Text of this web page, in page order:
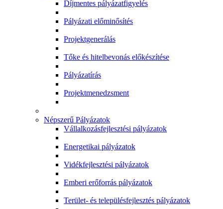
Díjmentes pályázatfigyelés
Pályázati előminősítés
Projektgenerálás
Tőke és hitelbevonás előkészítése
Pályázatírás
Projektmenedzsment
Népszerű Pályázatok
Vállalkozásfejlesztési pályázatok
Energetikai pályázatok
Vidékfejlesztési pályázatok
Emberi erőforrás pályázatok
Terület- és településfejlesztés pályázatok